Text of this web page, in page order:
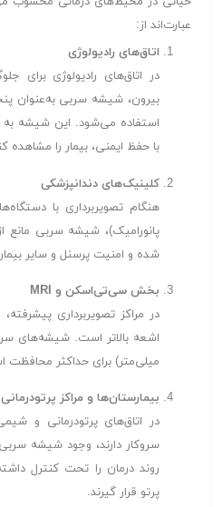
عبارت‌اند از:
اتاق‌های رادیولوژی
در اتاق‌های رادیولوژی برای
بیرون، شیشه سربی به‌عنوان
استفاده می‌شود. این شیشه
با حفظ ایمنی، بیمار را مشاهده
کلینیک‌های دندانپزشکی
پانورامیک)، شیشه سربی مانع
شده و امنیت پرسنل و سایر
بخش سی‌تی‌اسکن و MRI
در مراکز تصویربرداری
میلی‌متر) برای حداکثر محافظت
بیمارستان‌ها و مراکز پرتودرمانی
در اتاق‌های پرتودرمانی و
سروکار دارند، وجود شیشه
روند درمان را تحت کنترل
پرتو قرار گیرند.